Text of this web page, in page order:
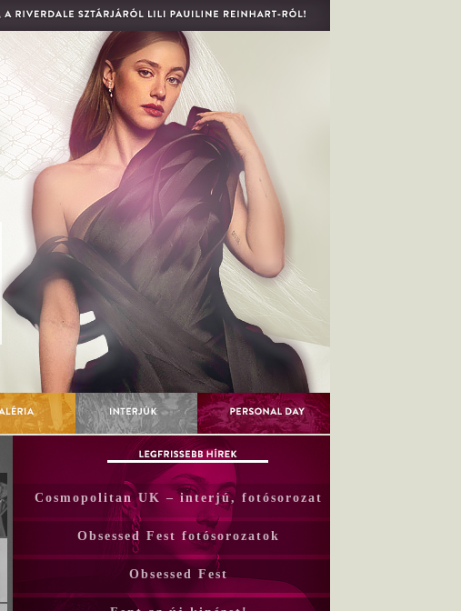
Cosmopolitan UK – interjú, fotósorozat
Obsessed Fest fotósorozatok
Obsessed Fest